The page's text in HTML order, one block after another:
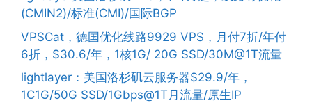
(CMIN2)/标准(CMI)/国际BGP
VPSCat，德国优化线路9929 VPS，月付7折/年付
6折，$30.6/年，1核1G/ 20G SSD/30M@1T流量
lightlayer：美国洛杉矶云服务器$29.9/年，
1C1G/50G SSD/1Gbps@1T月流量/原生IP